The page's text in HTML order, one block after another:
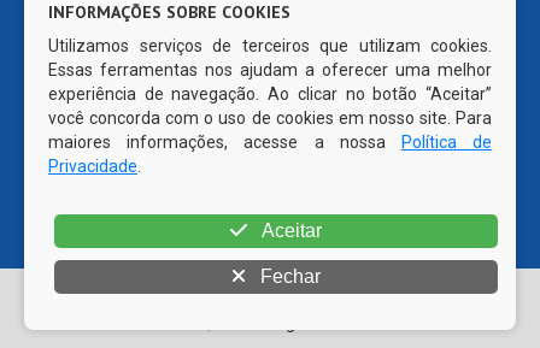
© Copyright 2026 Prefeitura Municipal de Primavera | Todos
INFORMAÇÕES SOBRE COOKIES
Utilizamos serviços de terceiros que utilizam cookies.
Essas ferramentas nos ajudam a oferecer uma melhor
experiência de navegação. Ao clicar no botão “Aceitar”
você concorda com o uso de cookies em nosso site. Para
maiores informações, acesse a nossa
Política de
Privacidade
Aceitar
Fechar